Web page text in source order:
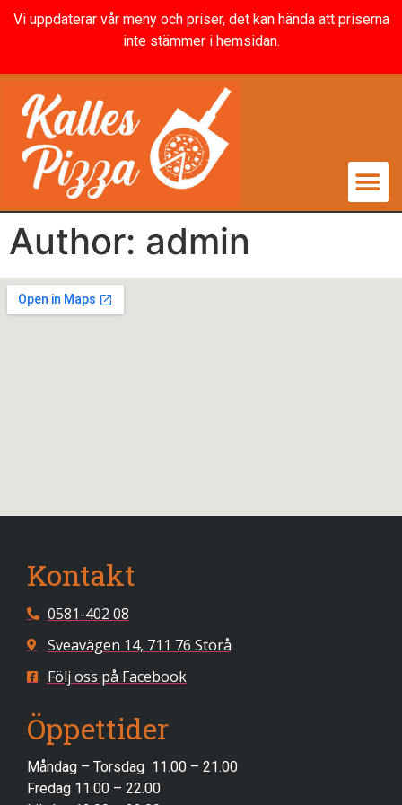
Vi uppdaterar vår meny och priser, det kan hända att priserna
inte stämmer i hemsidan.
Author: admin
Kontakt
0581-402 08
Sveavägen 14, 711 76 Storå
Följ oss på Facebook
Öppettider
Måndag – Torsdag 11.00 – 21.00
Fredag 11.00 – 22.00